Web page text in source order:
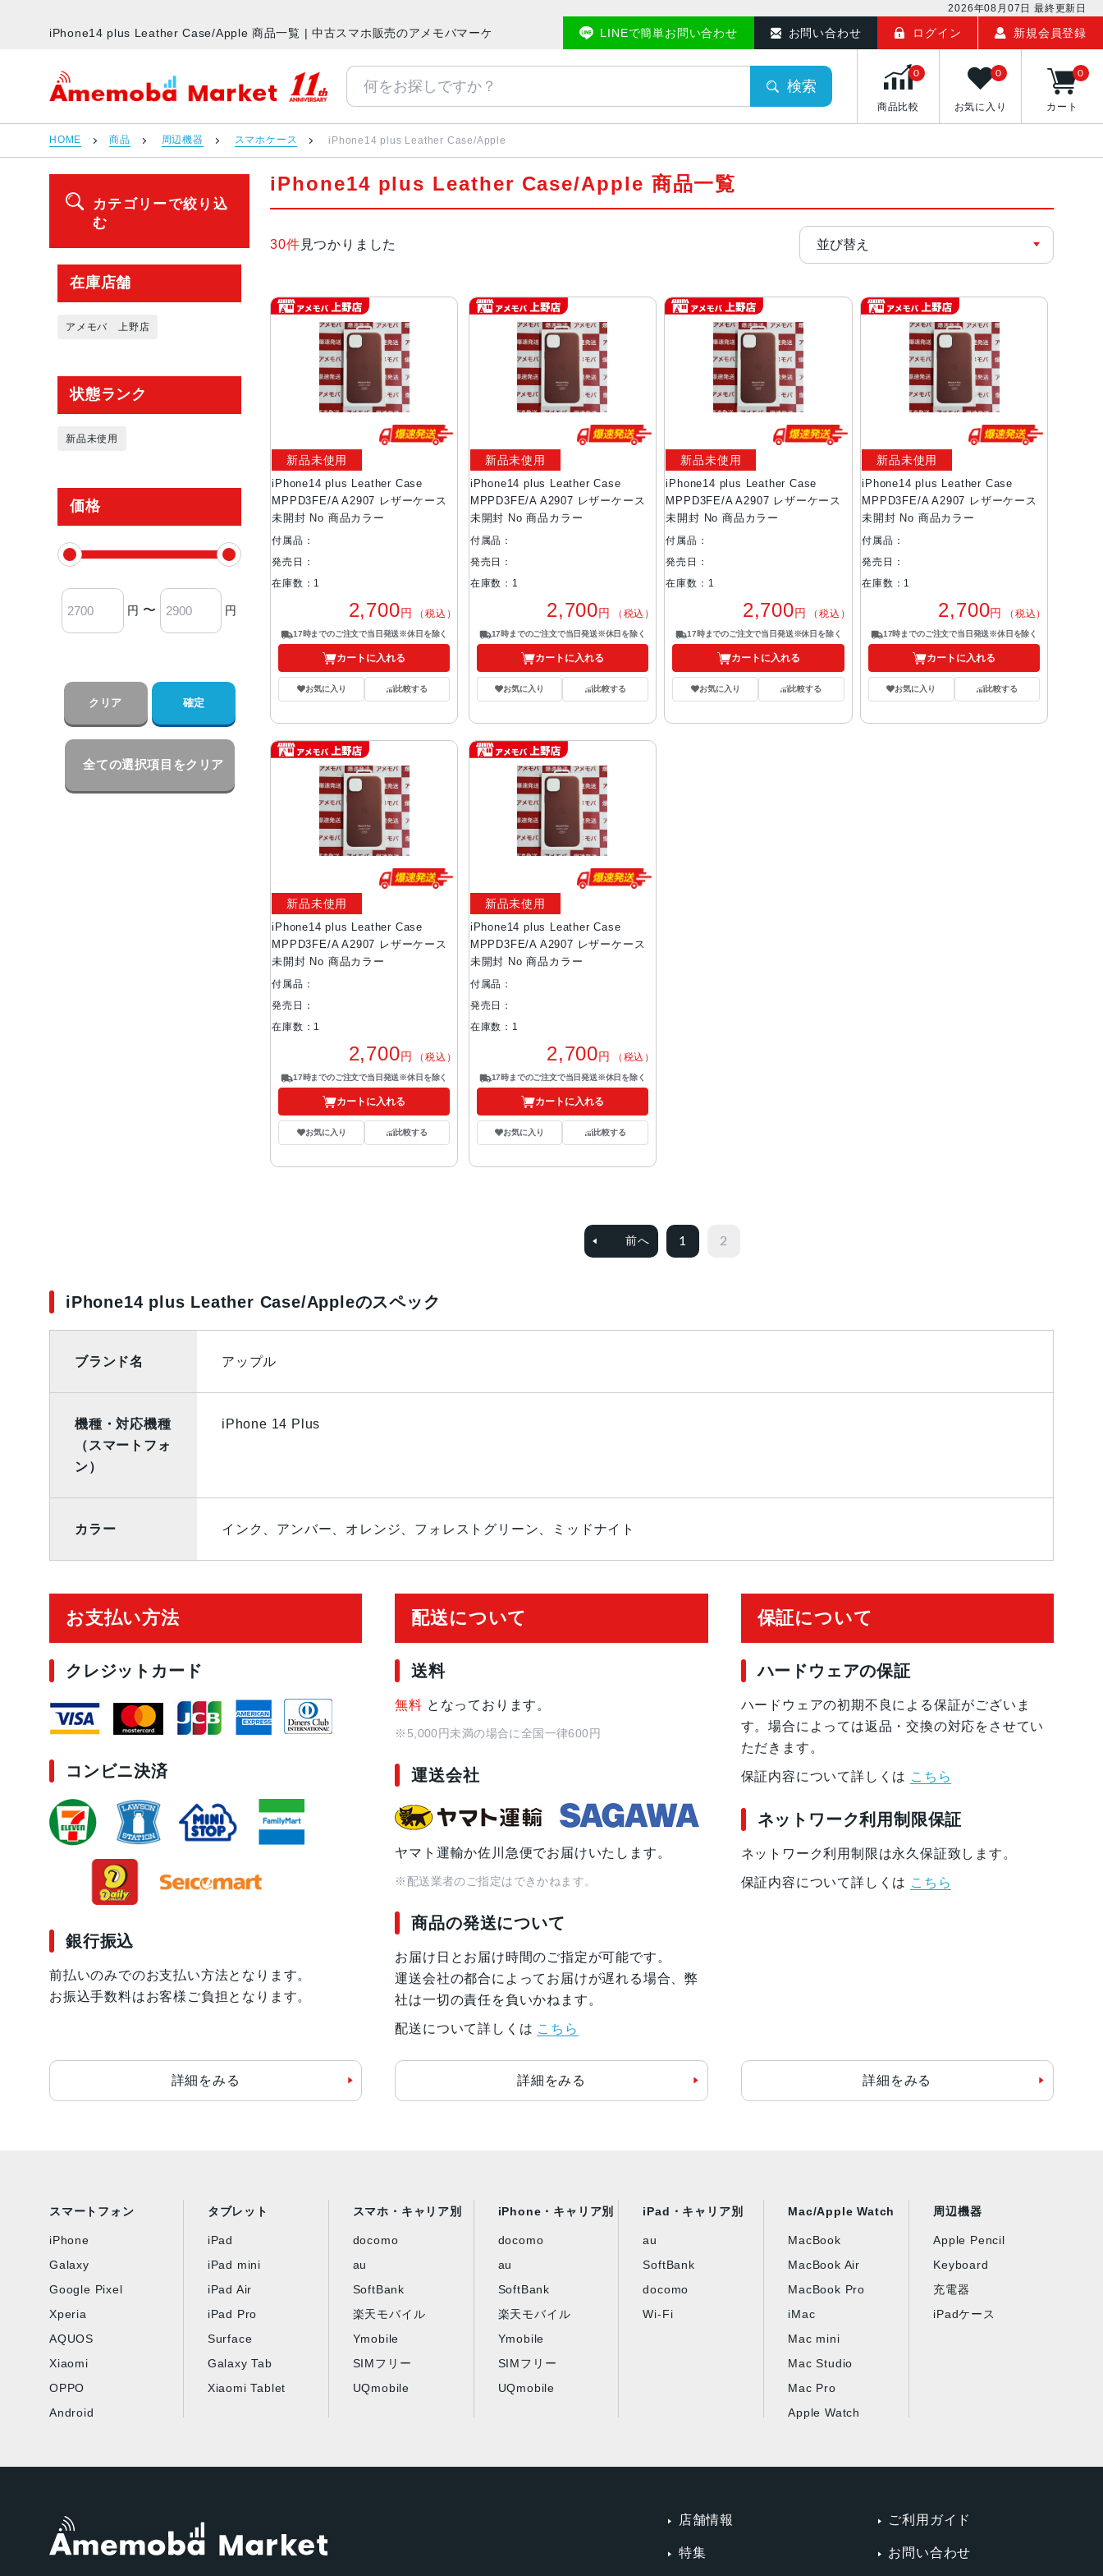
2026年08月07日 最終更新日
iPhone14 plus Leather Case/Apple 商品一覧 | 中古スマホ販売のアメモバマーケット LINEで簡単お問い合わせ お問い合わせ ログイン 新規会員登録
アメモバマーケット
検索
商品比較
0
お気に入り
0
カート
0
HOME 商品 周辺機器 スマホケース iPhone14 plus Leather Case/Apple
カテゴリーで絞り込
む
在庫店舗
アメモバ 上野店
状態ランク
新品未使用
価格
円 〜 円
クリア 確定
全ての選択項目をクリア
iPhone14 plus Leather Case/Apple 商品一覧
30件 見つかりました
iPhone14 plus Leather Case
MPPD3FE/A A2907 レザーケース
未開封 No 商品カラー
新品未使用
付属品：
発売日：
在庫数：1
2,700円 （税込）
17時までのご注文で当日発送※休日を除く
カートに入れる
お気に入り 比較する
iPhone14 plus Leather Case
MPPD3FE/A A2907 レザーケース
未開封 No 商品カラー
新品未使用
付属品：
発売日：
在庫数：1
2,700円 （税込）
17時までのご注文で当日発送※休日を除く
カートに入れる
お気に入り 比較する
iPhone14 plus Leather Case
MPPD3FE/A A2907 レザーケース
未開封 No 商品カラー
新品未使用
付属品：
発売日：
在庫数：1
2,700円 （税込）
17時までのご注文で当日発送※休日を除く
カートに入れる
お気に入り 比較する
iPhone14 plus Leather Case
MPPD3FE/A A2907 レザーケース
未開封 No 商品カラー
新品未使用
付属品：
発売日：
在庫数：1
2,700円 （税込）
17時までのご注文で当日発送※休日を除く
カートに入れる
お気に入り 比較する
iPhone14 plus Leather Case
MPPD3FE/A A2907 レザーケース
未開封 No 商品カラー
新品未使用
付属品：
発売日：
在庫数：1
2,700円 （税込）
17時までのご注文で当日発送※休日を除く
カートに入れる
お気に入り 比較する
iPhone14 plus Leather Case
MPPD3FE/A A2907 レザーケース
未開封 No 商品カラー
新品未使用
付属品：
発売日：
在庫数：1
2,700円 （税込）
17時までのご注文で当日発送※休日を除く
カートに入れる
お気に入り 比較する
前へ 1 2
iPhone14 plus Leather Case/Appleのスペック
ブランド名 アップル
機種・対応機種
（スマートフォ
ン）
iPhone 14 Plus
カラー インク、アンバー、オレンジ、フォレストグリーン、ミッドナイト
お支払い方法
クレジットカード
コンビニ決済
銀行振込
前払いのみでのお支払い方法となります。
お振込手数料はお客様ご負担となります。
詳細をみる
配送について
送料
無料 となっております。
※5,000円未満の場合に全国一律600円
運送会社
ヤマト運輸か佐川急便でお届けいたします。
※配送業者のご指定はできかねます。
商品の発送について
お届け日とお届け時間のご指定が可能です。
運送会社の都合によってお届けが遅れる場合、弊
社は一切の責任を負いかねます。
配送について詳しくは こちら
詳細をみる
保証について
ハードウェアの保証
ハードウェアの初期不良による保証がございま
す。場合によっては返品・交換の対応をさせてい
ただきます。
保証内容について詳しくは こちら
ネットワーク利用制限保証
ネットワーク利用制限は永久保証致します。
保証内容について詳しくは こちら
詳細をみる
スマートフォン
iPhone
Galaxy
Google Pixel
Xperia
AQUOS
Xiaomi
OPPO
Android
タブレット
iPad
iPad mini
iPad Air
iPad Pro
Surface
Galaxy Tab
Xiaomi Tablet
スマホ・キャリア別
docomo
au
SoftBank
楽天モバイル
Ymobile
SIMフリー
UQmobile
iPhone・キャリア別
docomo
au
SoftBank
楽天モバイル
Ymobile
SIMフリー
UQmobile
iPad・キャリア別
au
SoftBank
docomo
Wi-Fi
Mac/Apple Watch
MacBook
MacBook Air
MacBook Pro
iMac
Mac mini
Mac Studio
Mac Pro
Apple Watch
周辺機器
Apple Pencil
Keyboard
充電器
iPadケース
店舗情報
特集
ご利用ガイド
お問い合わせ